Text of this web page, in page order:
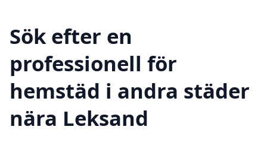
Sök efter en
professionell för
hemstäd i andra städer
nära Leksand